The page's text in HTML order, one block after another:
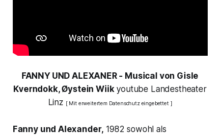
FANNY UND ALEXANER - Musical von Gisle
Kverndokk, Øystein Wiikyoutube Landestheater
Linz [ Mit erweitertem Datenschutz eingebettet ]
Fanny und Alexander, 1982 sowohl als